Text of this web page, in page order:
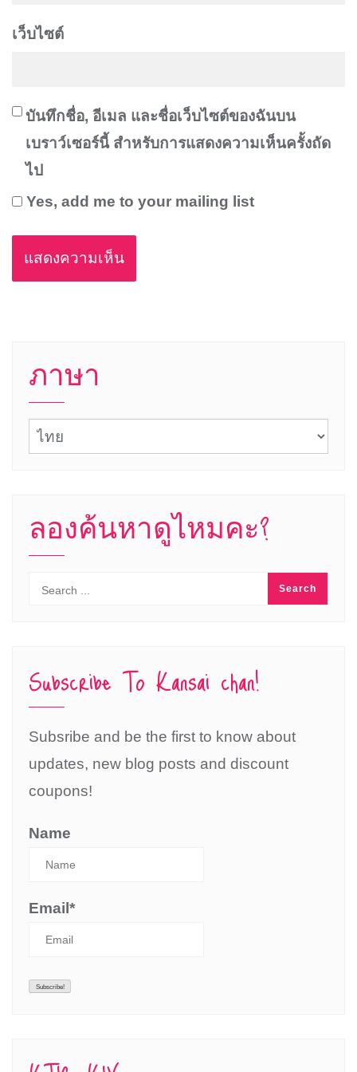
เว็บไซต์
บันทึกชื่อ, อีเมล และชื่อเว็บไซต์ของฉันบน
เบราว์เซอร์นี้ สำหรับการแสดงความเห็นครั้งถัด
ไป
Yes, add me to your mailing list
ภาษา
ภาษา
ลองค้นหาดูไหมคะ?
Subscribe To Kansai chan!
Subsribe and be the first to know about
updates, new blog posts and discount
coupons!
Name
Email*